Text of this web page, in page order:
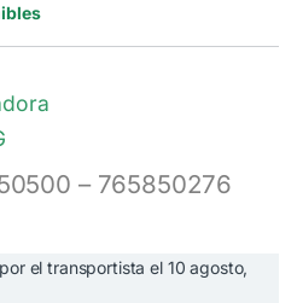
– 765850276
el transportista el 10 agosto,